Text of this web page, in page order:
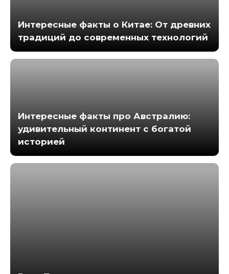
Интересные факты о Китае: От древних
традиций до современных технологий
Интересные факты про Австралию:
удивительный континент с богатой
историей